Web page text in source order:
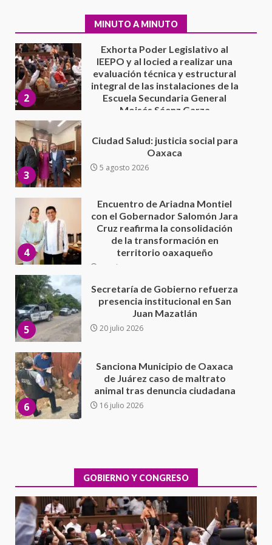
MINUTO A MINUTO
Escuela Secundaria General
Moisés Sáenz Garza
5 agosto 2026
3
Ciudad Salud: justicia social para
Oaxaca
5 agosto 2026
4
con el Gobernador Salomón Jara
Cruz reafirma la consolidación
de la transformación en
5
Secretaría de Gobierno refuerza
presencia institucional en San
Juan Mazatlán
20 julio 2026
6
Sanciona Municipio de Oaxaca
de Juárez caso de maltrato
animal tras denuncia ciudadana
16 julio 2026
7
California; FGR lo investiga por
presuntos delitos de
delincuencia organizada y
contrabando
1
Xanica: Jesús Romero
7 agosto 2026
Exhorta Poder Legislativo al
IEEPO y al Iocied a realizar una
evaluación técnica y estructural
GOBIERNO Y CONGRESO